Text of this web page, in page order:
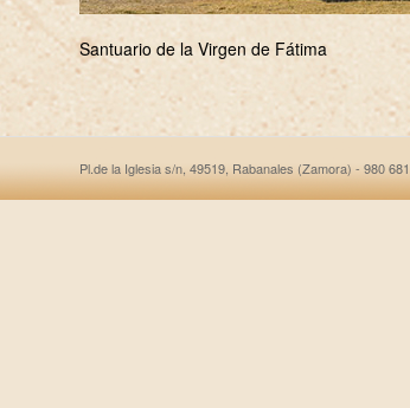
Santuario de la Virgen de Fátima
Pl.de la Iglesia s/n, 49519, Rabanales (Zamora) - 980